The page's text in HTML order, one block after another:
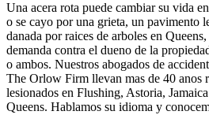
Una acera rota puede cambiar su vida
o se cayo por una grieta, un pavimento
danada por raices de arboles en
demanda contra el dueno de la
o ambos. Nuestros abogados de
The Orlow Firm llevan mas de 40 anos
lesionados en Flushing, Astoria,
Queens. Hablamos su idioma y